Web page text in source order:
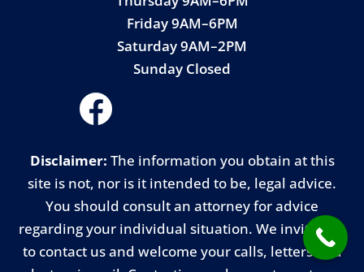
Friday 9AM–6PM
Saturday 9AM–2PM
Sunday Closed
Disclaimer: The information you obtain at this
site is not, nor is it intended to be, legal advice.
You should consult an attorney for advice
regarding your individual situation. We invite you
to contact us and welcome your calls, letters and